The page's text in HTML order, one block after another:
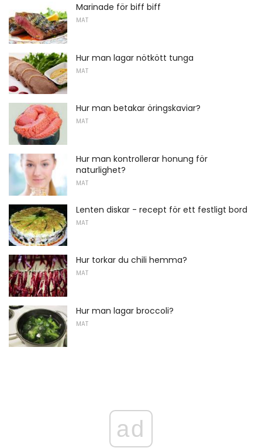
Marinade för biff biff
MAT
Hur man lagar nötkött tunga
MAT
Hur man betakar öringskaviar?
MAT
Hur man kontrollerar honung för
naturlighet?
MAT
Lenten diskar - recept för ett festligt bord
MAT
Hur torkar du chili hemma?
MAT
Hur man lagar broccoli?
MAT
ad